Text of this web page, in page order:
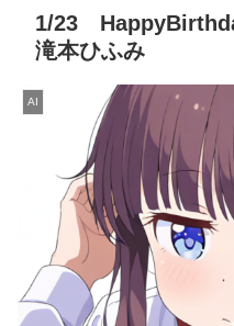
1/23
滝本ひふみ
AI